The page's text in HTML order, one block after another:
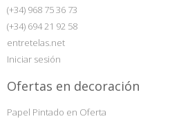
(+34) 968 75 36 73
(+34) 694 21 92 58
entretelas.net
Iniciar sesión
Ofertas en decoración
Papel Pintado en Oferta